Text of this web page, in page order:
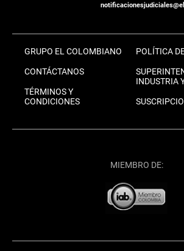
GRUPO EL COLOMBIANO
CONTÁCTANOS
TÉRMINOS Y
CONDICIONES
POLÍTICA
INDUSTRIA
MIEMBRO DE: